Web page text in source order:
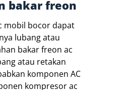
bakar freon
mobil bocor dapat
lubang atau
bakar freon ac
atau retakan
komponen AC
kompresor ac